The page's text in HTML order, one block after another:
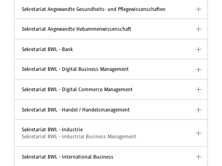
Sekretariat Angewandte Gesundheits- und Pflegewissenschaften
Sekretariat Angewandte Hebammenwissenschaft
Sekretariat BWL - Bank
Sekretariat BWL - Digital Business Management
Sekretariat BWL - Digital Commerce Management
Sekretariat BWL - Handel / Handelsmanagement
Sekretariat BWL - Industrie
Sekretariat BWL - Industrial Business Management
Sekretariat BWL - International Business